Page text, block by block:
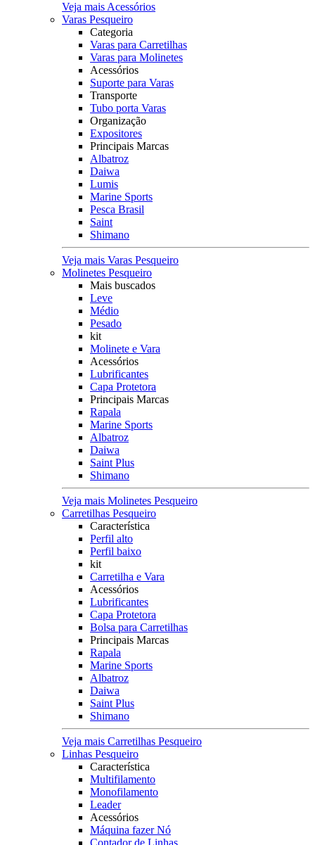
Veja mais Acessórios
Varas Pesqueiro
Categoria
Varas para Carretilhas
Varas para Molinetes
Acessórios
Suporte para Varas
Transporte
Tubo porta Varas
Organização
Expositores
Principais Marcas
Albatroz
Daiwa
Lumis
Marine Sports
Pesca Brasil
Saint
Shimano
Veja mais Varas Pesqueiro
Molinetes Pesqueiro
Mais buscados
Leve
Médio
Pesado
kit
Molinete e Vara
Acessórios
Lubrificantes
Capa Protetora
Principais Marcas
Rapala
Marine Sports
Albatroz
Daiwa
Saint Plus
Shimano
Veja mais Molinetes Pesqueiro
Carretilhas Pesqueiro
Característica
Perfil alto
Perfil baixo
kit
Carretilha e Vara
Acessórios
Lubrificantes
Capa Protetora
Bolsa para Carretilhas
Principais Marcas
Rapala
Marine Sports
Albatroz
Daiwa
Saint Plus
Shimano
Veja mais Carretilhas Pesqueiro
Linhas Pesqueiro
Característica
Multifilamento
Monofilamento
Leader
Acessórios
Máquina fazer Nó
Contador de Linhas